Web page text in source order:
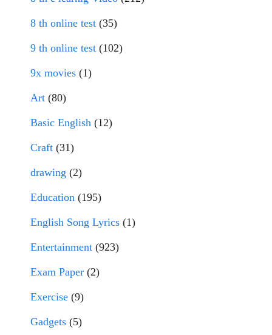
8 th online test (35)
9 th online test (102)
9x movies (1)
Art (80)
Basic English (12)
Craft (31)
drawing (2)
Education (195)
English Song Lyrics (1)
Entertainment (923)
Exam Paper (2)
Exercise (9)
Gadgets (5)